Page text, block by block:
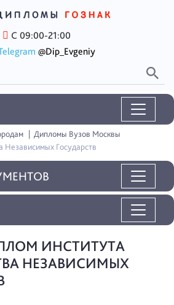
С 09:00-21:00
@Dip_Evgeniy
Дипломы Вузов Москвы
Независимых Государств
ИНСТИТУТА
НЕЗАВИСИМЫХ